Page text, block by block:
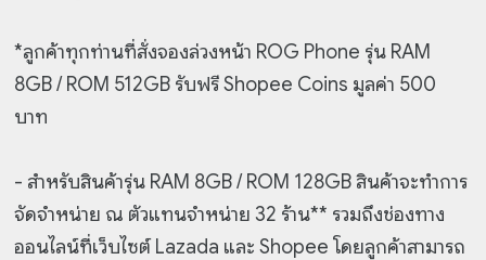
*ลูกค้าทุกท่านที่สั่งจองล่วงหน้า ROG Phone รุ่น RAM
8GB / ROM 512GB รับฟรี Shopee Coins มูลค่า 500
บาท
- สำหรับสินค้ารุ่น RAM 8GB / ROM 128GB สินค้าจะทำการ
จัดจำหน่าย ณ ตัวแทนจำหน่าย 32 ร้าน** รวมถึงช่องทาง
ออนไลน์ที่เว็บไซต์ Lazada และ Shopee โดยลูกค้าสามารถ